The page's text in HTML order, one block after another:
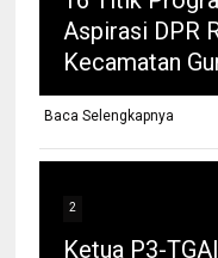
Aspirasi DPR
Kecamatan
Baca Selengkapnya
2
Ketua P3-